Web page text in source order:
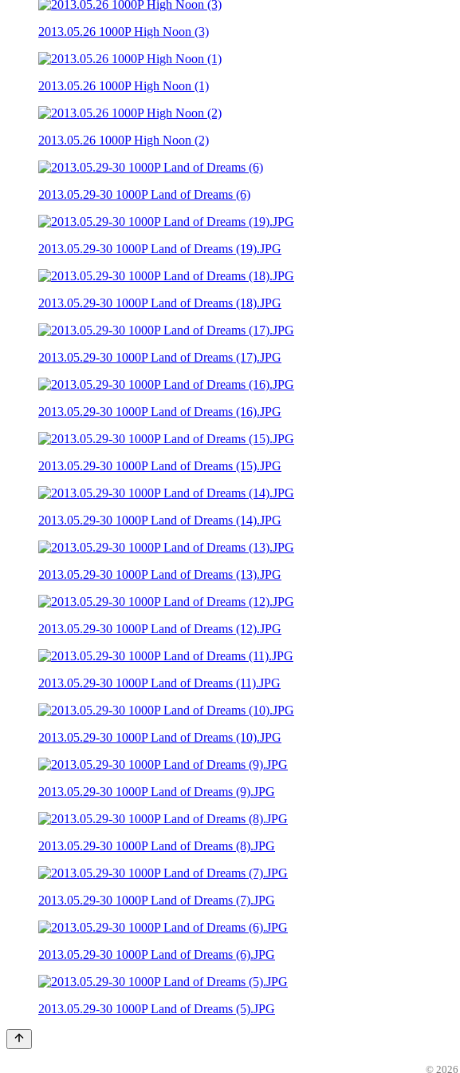
2013.05.26 1000P High Noon (3)
2013.05.26 1000P High Noon (1)
2013.05.26 1000P High Noon (2)
2013.05.29-30 1000P Land of Dreams (6)
2013.05.29-30 1000P Land of Dreams (19).JPG
2013.05.29-30 1000P Land of Dreams (18).JPG
2013.05.29-30 1000P Land of Dreams (17).JPG
2013.05.29-30 1000P Land of Dreams (16).JPG
2013.05.29-30 1000P Land of Dreams (15).JPG
2013.05.29-30 1000P Land of Dreams (14).JPG
2013.05.29-30 1000P Land of Dreams (13).JPG
2013.05.29-30 1000P Land of Dreams (12).JPG
2013.05.29-30 1000P Land of Dreams (11).JPG
2013.05.29-30 1000P Land of Dreams (10).JPG
2013.05.29-30 1000P Land of Dreams (9).JPG
2013.05.29-30 1000P Land of Dreams (8).JPG
2013.05.29-30 1000P Land of Dreams (7).JPG
2013.05.29-30 1000P Land of Dreams (6).JPG
2013.05.29-30 1000P Land of Dreams (5).JPG
© 2026